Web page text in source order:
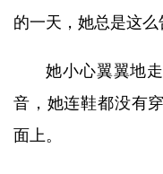
的一天，她总是这么
她小心翼翼地
音，她连鞋都没有
面上。